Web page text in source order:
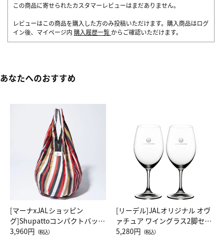
この商品に寄せられたカスタマーレビューはまだありません。
レビューはこの商品を購入した方のみ投稿いただけます。購入商品はログ
イン後、マイページ内 購入履歴一覧 からご確認いただけます。
あなたへのおすすめ
[マーナxJALショッピン
グ]Shupattoコンパクトバッグ
Drop JAL客室乗務員（LC）ス
3,960円 （税込）
[リーデル]JALオリジナル オヴ
ァチュア ワイングラス2脚セッ
ト（レッドワイン）
5,280円 （税込）